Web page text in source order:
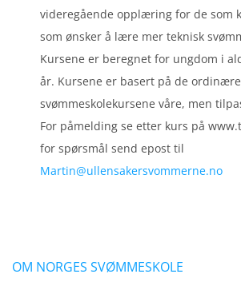
videregående opplæring for de som
som ønsker å lære mer teknisk
Kursene er beregnet for ungdom i
år. Kursene er basert på de ordinære
svømmeskolekursene våre, men
For påmelding se etter kurs på
for spørsmål send epost til
Martin@ullensakersvommerne.no
OM NORGES SVØMMESKOLE